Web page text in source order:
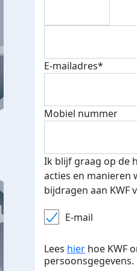
E-
€500 euro
E-mailadres*
Mobiel nummer
Ik blijf graag op de
acties en manieren
bijdragen aan KWF
E-mail
Lees hier hoe KWF
persoonsgegevens.